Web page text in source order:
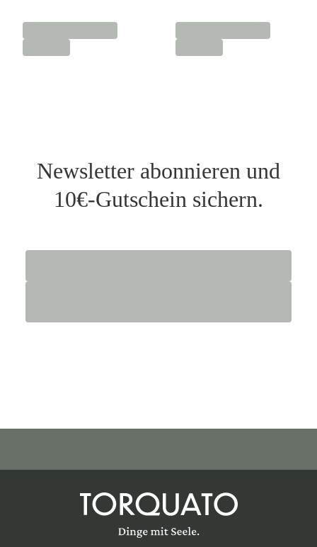
Newsletter abonnieren und
10€-Gutschein sichern.